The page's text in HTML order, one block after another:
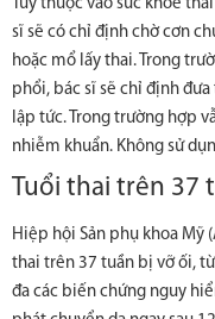
Tùy thuộc vào sức khỏe
sĩ sẽ có chỉ định chờ cơn
hoặc mổ lấy thai. Trong
phổi, bác sĩ sẽ chỉ định
lập tức. Trong trường hợp
nhiễm khuẩn. Không sử
Tuổi thai trên 37
Hiệp hội Sản phụ khoa Mỹ
thai trên 37 tuần bị vỡ ối,
đa các biến chứng nguy